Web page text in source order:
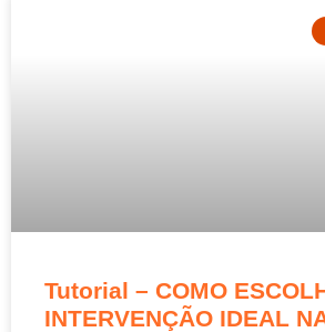
Tutorial – COMO
INTERVENÇÃO IDEAL